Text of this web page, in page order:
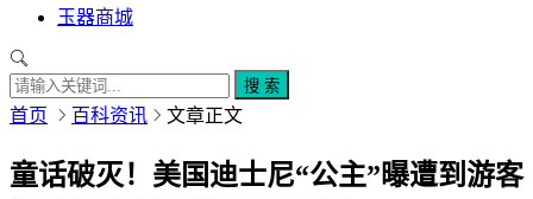
玉器商城
搜 索
首页 百科资讯 文章正文
童话破灭！美国迪士尼“公主”曝遭到游客